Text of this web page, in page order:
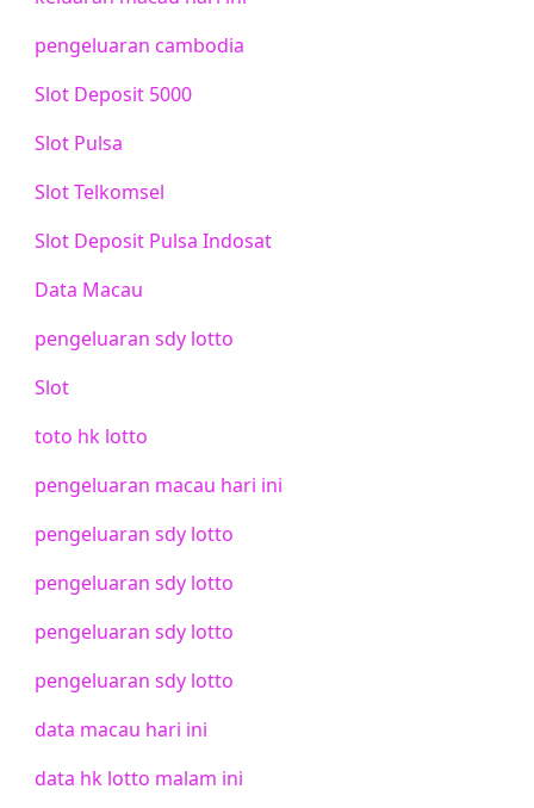
pengeluaran cambodia
Slot Deposit 5000
Slot Pulsa
Slot Telkomsel
Slot Deposit Pulsa Indosat
Data Macau
pengeluaran sdy lotto
Slot
toto hk lotto
pengeluaran macau hari ini
pengeluaran sdy lotto
pengeluaran sdy lotto
pengeluaran sdy lotto
pengeluaran sdy lotto
data macau hari ini
data hk lotto malam ini